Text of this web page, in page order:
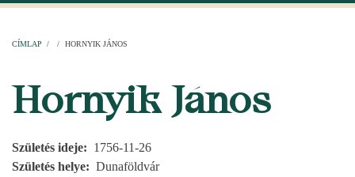
navigation
CÍMLAP / / HORNYIK JÁNOS
Hornyik János
Születés ideje
1756-11-26
Születés helye
Dunaföldvár